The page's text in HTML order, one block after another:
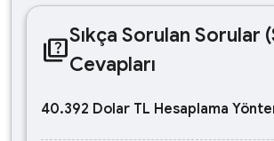
quizSıkça Sorulan Sorular
Cevapları
40.392 Dolar TL Hesaplama